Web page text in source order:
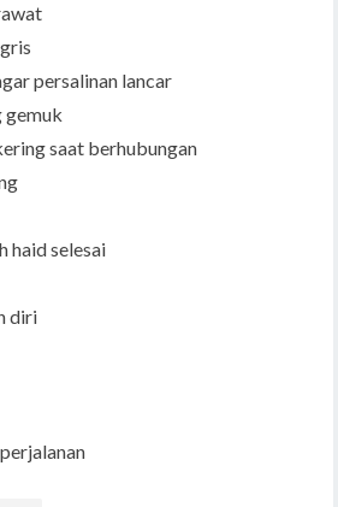
persalinan lancar
gemuk
saat berhubungan
haid selesai
diri